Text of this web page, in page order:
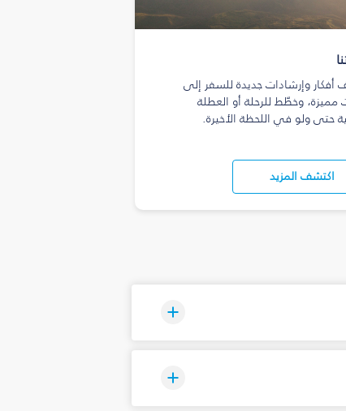
أفكار وإرشادات جديدة للسفر إلى
مميزة، وخطّط للرحلة أو العطلة
حتى ولو في اللحظة الأخيرة.
اكتشف المزيد